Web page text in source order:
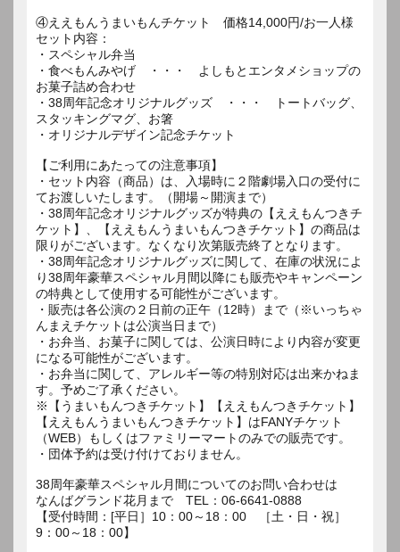
④ええもんうまいもんチケット 価格14,000円/お一人様
セット内容：
・スペシャル弁当
・食べもんみやげ ・・・ よしもとエンタメショップの
お菓子詰め合わせ
・38周年記念オリジナルグッズ ・・・ トートバッグ、
スタッキングマグ、お箸
・オリジナルデザイン記念チケット
【ご利用にあたっての注意事項】
・セット内容（商品）は、入場時に２階劇場入口の受付に
てお渡しいたします。（開場～開演まで）
・38周年記念オリジナルグッズが特典の【ええもんつきチ
ケット】、【ええもんうまいもんつきチケット】の商品は
限りがございます。なくなり次第販売終了となります。
・38周年記念オリジナルグッズに関して、在庫の状況によ
り38周年豪華スペシャル月間以降にも販売やキャンペーン
の特典として使用する可能性がございます。
・販売は各公演の２日前の正午（12時）まで（※いっちゃ
んまえチケットは公演当日まで）
・お弁当、お菓子に関しては、公演日時により内容が変更
になる可能性がございます。
・お弁当に関して、アレルギー等の特別対応は出来かねま
す。予めご了承ください。
※【うまいもんつきチケット】【ええもんつきチケット】
【ええもんうまいもんつきチケット】はFANYチケット
（WEB）もしくはファミリーマートのみでの販売です。
・団体予約は受け付けておりません。
38周年豪華スペシャル月間についてのお問い合わせは
なんばグランド花月まで TEL：06-6641-0888
【受付時間：[平日］10：00～18：00 ［土・日・祝］
9：00～18：00】